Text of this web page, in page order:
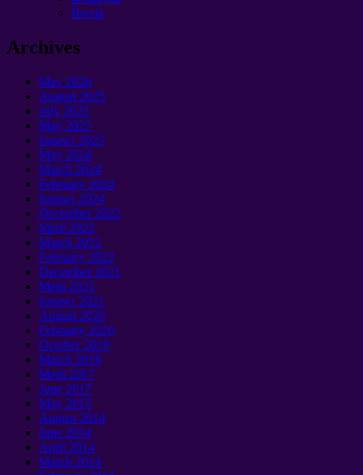
Rwsia
Archives
May 2026
August 2025
July 2025
May 2025
Ionawr 2025
May 2024
March 2024
February 2024
Ionawr 2024
December2022
Medi 2022
March 2022
February 2022
December2021
Medi 2021
Ionawr 2021
August 2020
February 2020
October2019
March 2018
Medi 2017
June 2017
May 2015
August 2014
June 2014
April 2014
March 2014